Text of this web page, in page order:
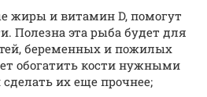
жиры и витамин D, помогут
Полезна эта рыба будет для
беременных и пожилых
обогатить кости нужными
их еще прочнее;